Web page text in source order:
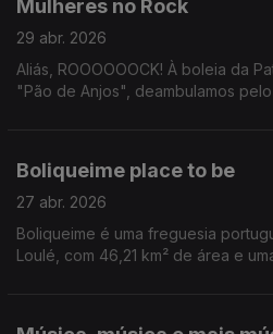
Mulheres no Rock
29 abr. 2026
Aliás, ROOOOOOCK! À boleia da
"Pão de Anjos", deambulamos
Boliqueime place to be
27 abr. 2026
Boliqueime é uma freguesia
Loulé, com 46,21 km² de área e